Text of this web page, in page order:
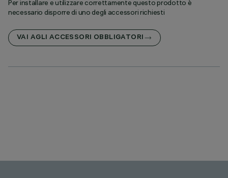
Per installare e utilizzare correttamente questo prodotto è
necessario disporre di uno degli accessori richiesti
VAI AGLI ACCESSORI OBBLIGATORI